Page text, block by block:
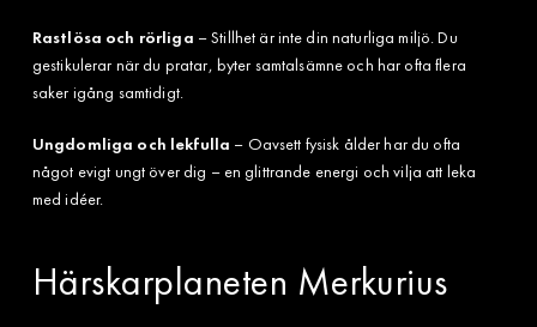
Rastlösa och rörliga – Stillhet är inte din naturliga miljö. Du
gestikulerar när du pratar, byter samtalsämne och har ofta flera
saker igång samtidigt.
Ungdomliga och lekfulla – Oavsett fysisk ålder har du ofta
något evigt ungt över dig – en glittrande energi och vilja att leka
med idéer.
Härskarplaneten Merkurius